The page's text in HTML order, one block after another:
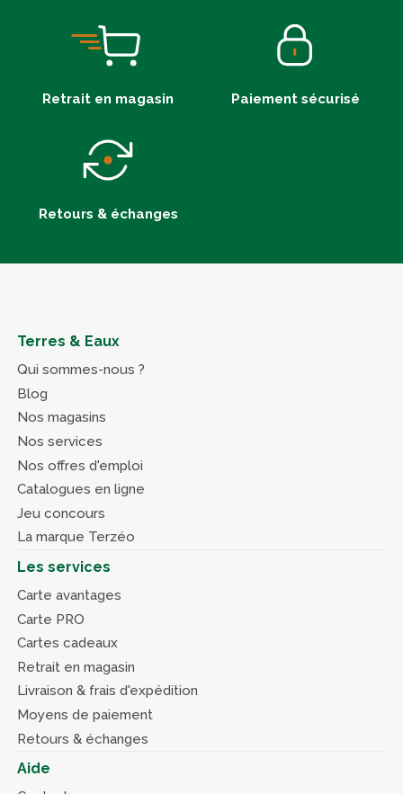
Retrait en magasin Paiement sécurisé
Retours & échanges
Terres & Eaux
Qui sommes-nous ?
Blog
Nos magasins
Nos services
Nos offres d'emploi
Catalogues en ligne
Jeu concours
La marque Terzéo
Les services
Carte avantages
Carte PRO
Cartes cadeaux
Retrait en magasin
Livraison & frais d'expédition
Moyens de paiement
Retours & échanges
Aide